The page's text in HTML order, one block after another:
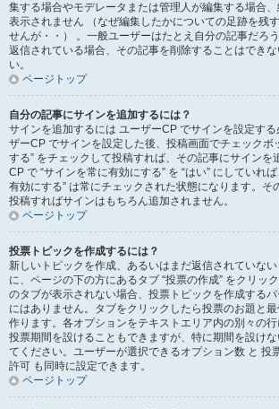
集する場合やモデレータまたは管理人が編集する場合
表示されません （なぜ編集したかについての足跡を残
せんが・・） 。一般ユーザーはたとえ自分の記事だろ
返信されている場合、その記事を削除することはでき
い。
ページトップ
自分の記事にサインを追加するには？
サインを追加するには ユーザーCP でサインを設定す
ザーCP でサインを設定した後、投稿画面でチェックボ
する” をチェックして投稿すれば、その記事にサインを
CP で “サインを常に有効にする” を “はい” にしていれ
有効にする” は常にチェックされた状態になります。そ
投稿すればサインはもちろん追加されません。
ページトップ
投票トピックを作成するには？
新しいトピックを作成、あるいはまだ返信されていな
に、ページの下の方にあるタブ “投票の作成” をクリッ
のタブが表示されない場合、投票トピックを作成する
にはありません。タブをクリックしたら投票のお題と
作ります。各オプションをテキストエリア内の別々の行
投票期間を設けることもできますが、特に期間を設け
てください。ユーザーが選択できるオプション数 と 投
許可 も同時に設定できます。
ページトップ